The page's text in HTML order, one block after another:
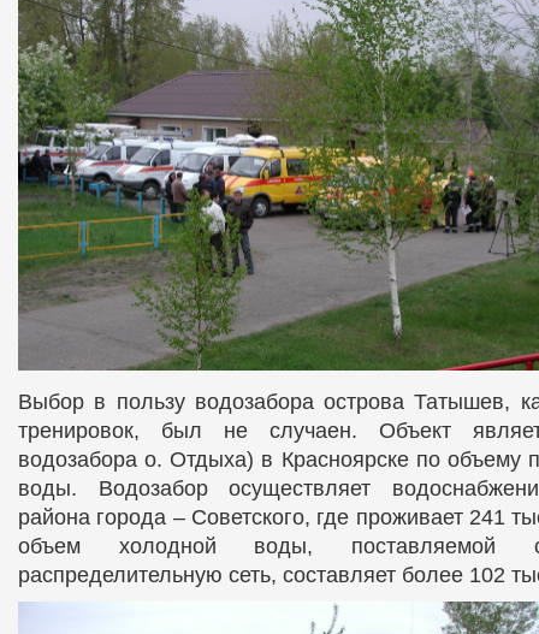
Выбор в пользу водозабора острова Татышев,
тренировок, был не случаен. Объект
водозабора о. Отдыха) в Красноярске по объему
воды. Водозабор осуществляет
района города – Советского, где проживает 241
объем холодной воды, поставляемой
распределительную сеть, составляет более 102